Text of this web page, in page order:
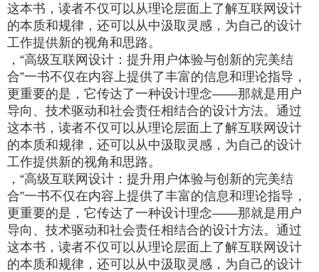
这本书，读者不仅可以从理论层面上了解互联网设计
的本质和规律，还可以从中汲取灵感，为自己的设计
工作提供新的视角和思路。
，“高级互联网设计：提升用户体验与创新的完美结
合”一书不仅在内容上提供了丰富的信息和理论指导，
更重要的是，它传达了一种设计理念——那就是用户
导向、技术驱动和社会责任相结合的设计方法。通过
这本书，读者不仅可以从理论层面上了解互联网设计
的本质和规律，还可以从中汲取灵感，为自己的设计
工作提供新的视角和思路。
，“高级互联网设计：提升用户体验与创新的完美结
合”一书不仅在内容上提供了丰富的信息和理论指导，
更重要的是，它传达了一种设计理念——那就是用户
导向、技术驱动和社会责任相结合的设计方法。通过
这本书，读者不仅可以从理论层面上了解互联网设计
的本质和规律，还可以从中汲取灵感，为自己的设计